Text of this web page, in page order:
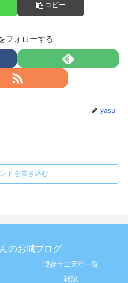
コピー
フォローする
yasu
トを書き込む
のお城ブログ
現存十二天守一覧
雑記